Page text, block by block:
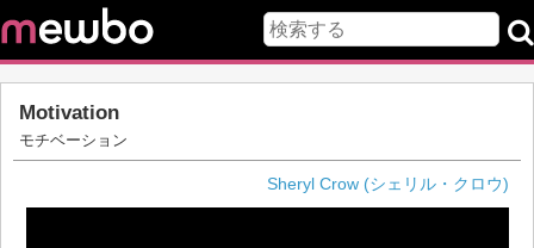
Motivation
モチベーション
Sheryl Crow (シェリル・クロウ)